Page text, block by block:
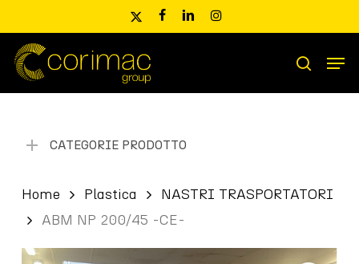
main
content
x-
facebooklinkedininstagram
Ricerca
prodotti
search
CATEGORIE PRODOTTO
Home Plastica
NASTRI TRASPORTATORI
ABM NP 200/45 -CE-